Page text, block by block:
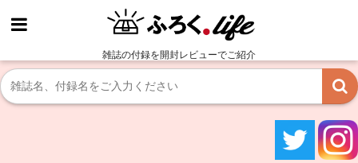
雑誌の付録を開封レビューでご紹介